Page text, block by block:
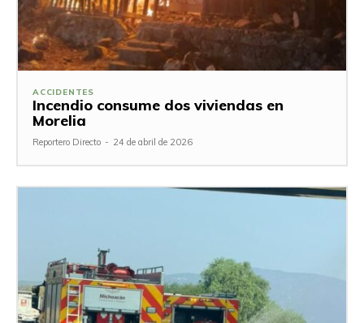
ACCIDENTES
Incendio consume dos viviendas en
Morelia
Reportero Directo - 24 de abril de 2026